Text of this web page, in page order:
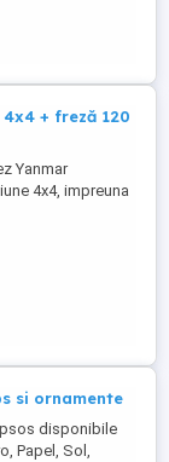
de
4x4 + freză 120
Yanmar
4x4, impreuna
diesel
imediat la
bine, gata de
Anvelope
functional.
este ...
si ornamente
disponibile
Papel, Sol,